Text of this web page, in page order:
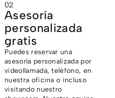
02
Asesoría
personalizada
gratis
Puedes reservar una
asesoría personalizada por
videollamada, teléfono, en
nuestra oficina o incluso
visitando nuestro